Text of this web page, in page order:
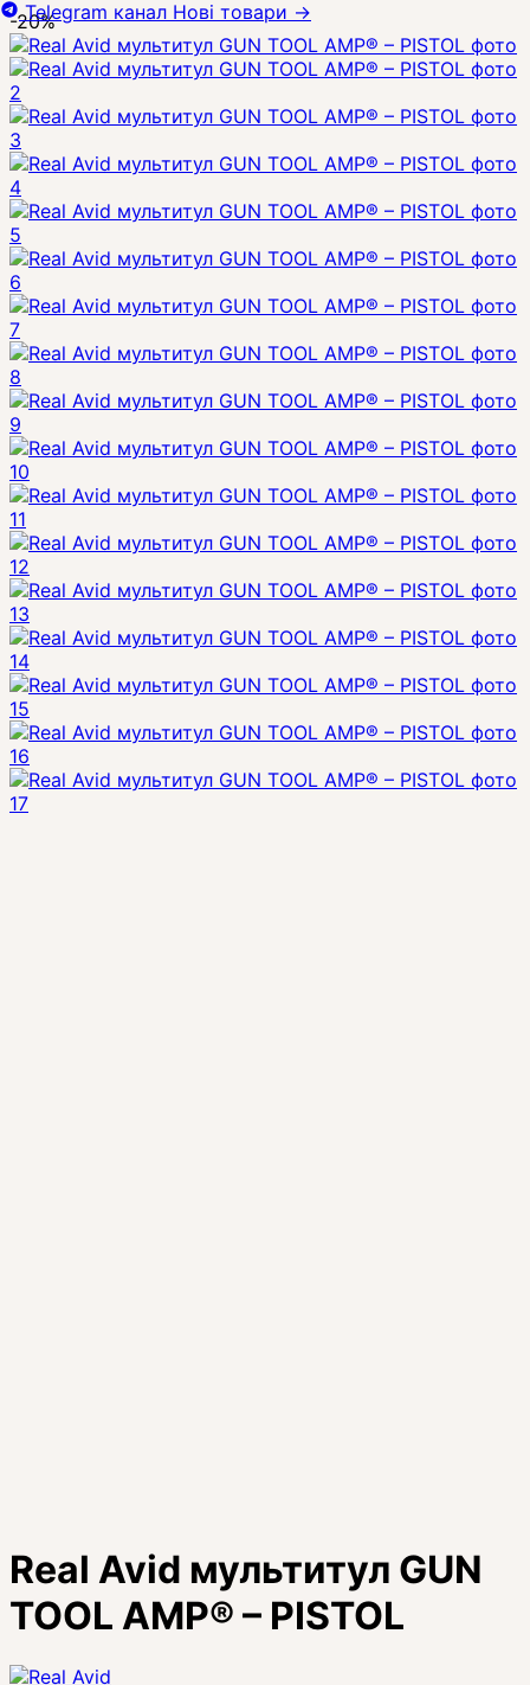
-20%
Real Avid мультитул GUN
TOOL AMP® – PISTOL
Telegram канал Нові товари →